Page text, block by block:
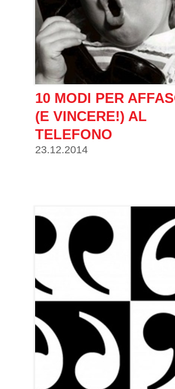
10 MODI PER
(E VINCERE!) AL
TELEFONO
23.12.2014